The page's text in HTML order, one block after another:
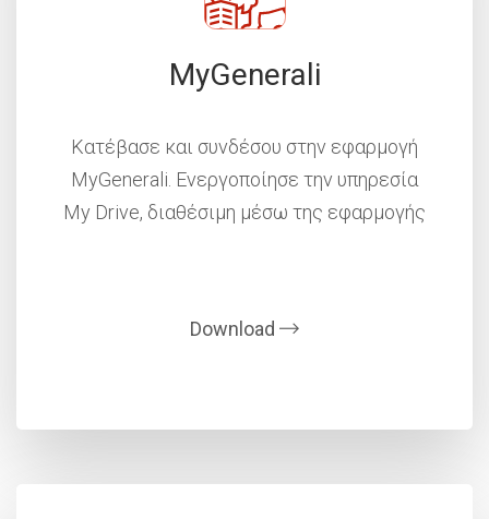
MyGenerali
Κατέβασε και συνδέσου στην εφαρμογή
MyGenerali. Ενεργοποίησε την υπηρεσία
My Drive, διαθέσιμη μέσω της εφαρμογής
Download